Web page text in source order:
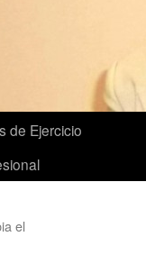
de Ejercicio
el